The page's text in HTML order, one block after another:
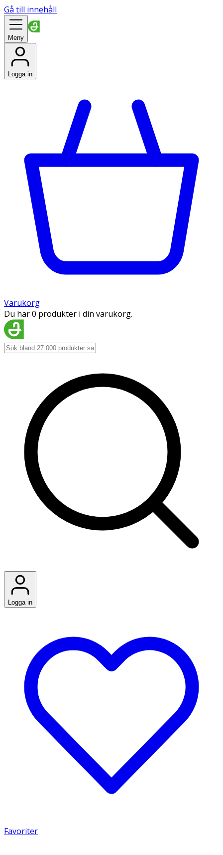
Gå till innehåll
Meny
Logga in
Varukorg
Du har 0 produkter i din varukorg.
Logga in
Favoriter